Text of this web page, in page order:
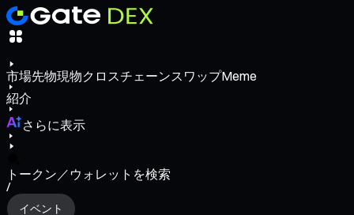
市場先物現物クロスチェーンスワップMeme
紹介
さらに表示
トークン／ウォレットを検索
/
イベント